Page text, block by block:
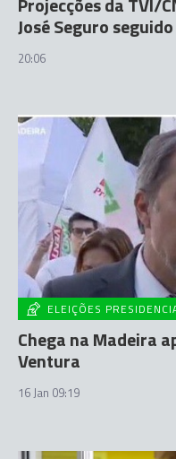
José Seguro
20:06
ELEIÇÕES
Chega na Madeira
Ventura
16 Jan 09:19